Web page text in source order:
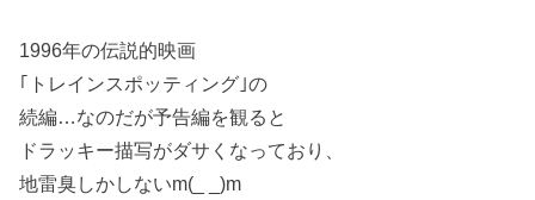
1996年の伝説的映画
｢トレインスポッティング｣の
続編…なのだが予告編を観ると
ドラッキー描写がダサくなっており、
地雷臭しかしないm(_ _)m